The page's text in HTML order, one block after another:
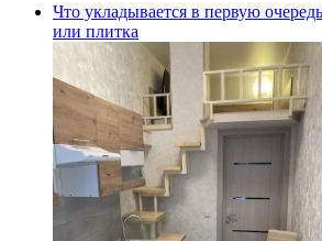
Что укладывается в первую
или плитка